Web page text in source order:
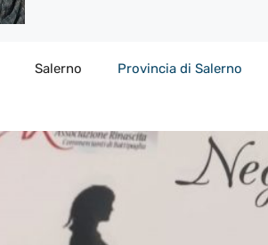
Salerno Provincia di Salerno